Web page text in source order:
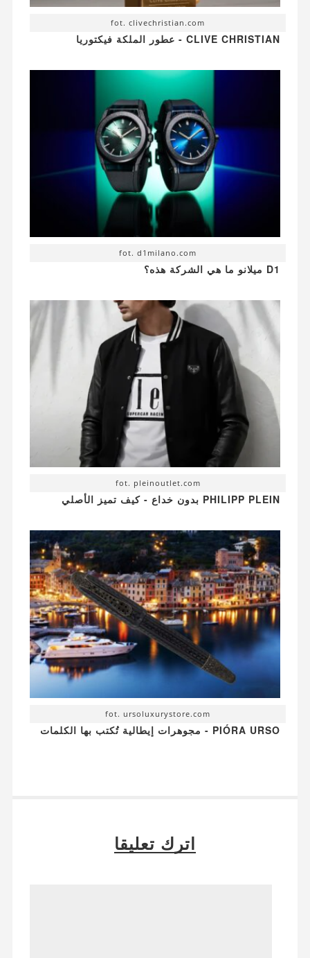
fot. clivechristian.com
CLIVE CHRISTIAN - عطور الملكة فيكتوريا
fot. d1milano.com
D1 ميلانو ما هي الشركة هذه؟
fot. pleinoutlet.com
PHILIPP PLEIN بدون خداع - كيف تميز الأصلي
fot. ursoluxurystore.com
PIÓRA URSO - مجوهرات إيطالية تُكتب بها الكلمات
اترك تعليقا